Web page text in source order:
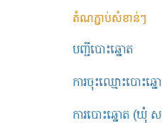
តំណភ្ជាប់សំខាន់ៗ
បញ្ជីបោះឆ្នោត
ការចុះឈ្មោះបោះឆ្ន
ការបោះឆ្នោត (ឃុំ ស